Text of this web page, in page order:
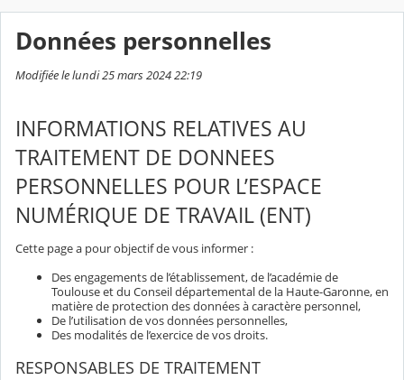
Données personnelles
Modifiée le lundi 25 mars 2024 22:19
INFORMATIONS RELATIVES AU
TRAITEMENT DE DONNEES
PERSONNELLES POUR L’ESPACE
NUMÉRIQUE DE TRAVAIL (ENT)
Cette page a pour objectif de vous informer :
Des engagements de l’établissement, de l’académie de
Toulouse et du Conseil départemental de la Haute-Garonne, en
matière de protection des données à caractère personnel,
De l’utilisation de vos données personnelles,
Des modalités de l’exercice de vos droits.
RESPONSABLES DE TRAITEMENT